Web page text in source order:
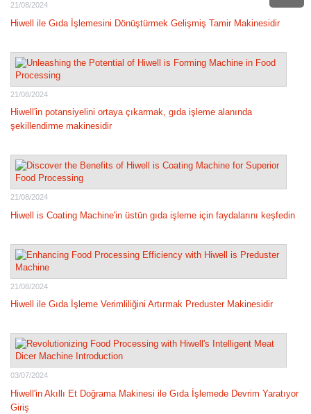
21/08/2024
Hiwell ile Gıda İşlemesini Dönüştürmek Gelişmiş Tamir Makinesidir
21/08/2024
Hiwell'in potansiyelini ortaya çıkarmak, gıda işleme alanında
şekillendirme makinesidir
21/08/2024
Hiwell is Coating Machine'in üstün gıda işleme için faydalarını keşfedin
21/08/2024
Hiwell ile Gıda İşleme Verimliliğini Artırmak Preduster Makinesidir
03/07/2024
Hiwell'in Akıllı Et Doğrama Makinesi ile Gıda İşlemede Devrim Yaratıyor
Giriş